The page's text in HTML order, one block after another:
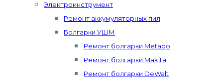
Электроинструмент
Ремонт аккумуляторных пил
Болгарки УШМ
Ремонт болгарки Metabo
Ремонт болгарки Makita
Ремонт болгарки DeWalt